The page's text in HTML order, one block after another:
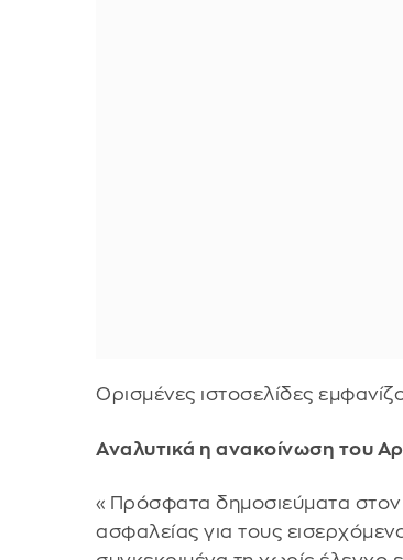
Ορισμένες ιστοσελίδες
Αναλυτικά η ανακοίνωση του
«Πρόσφατα δημοσιεύματα στον
ασφαλείας για τους